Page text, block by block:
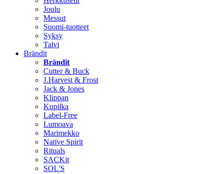
Joulu
Messut
Suomi-tuotteet
Syksy
Talvi
Brändit
Brändit
Cutter & Buck
J.Harvest & Frost
Jack & Jones
Klippan
Kupilka
Label-Free
Lumoava
Marimekko
Native Spirit
Rituals
SACKit
SOL'S